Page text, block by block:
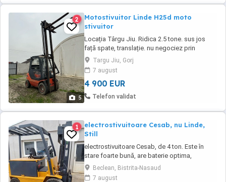
5
2
Motostivuitor Linde H25d moto
stivuitor
Locația Târgu Jiu. Ridica 2.5 tone. sus jos
față spate, translație. nu negociez prin
telefon. motor diesel în 4 pistoane.
Targu Jiu, Gorj
7 august
4 900 EUR
Telefon validat
1
electrostivuitoare Cesab, nu Linde,
Still
electrostivuitoare Cesab, de 4 ton. Este în
stare foarte bună, are baterie optima,
încărcător și nu are scurgeri de ulei.
Beclean, Bistrita-Nasaud
7 august